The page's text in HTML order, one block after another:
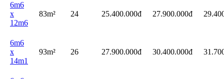
6m6
x
12m6
83m² 24 25.400.000đ 27.900.000đ
6m6
x
14m1
93m² 26 27.900.000đ 30.400.000đ